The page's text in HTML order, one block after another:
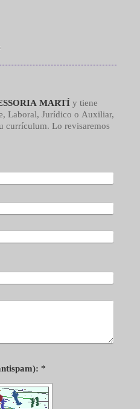
MARTÍ y tiene
Laboral, Jurídico o Auxiliar,
currículum. Lo revisaremos
Captcha (código antispam): *